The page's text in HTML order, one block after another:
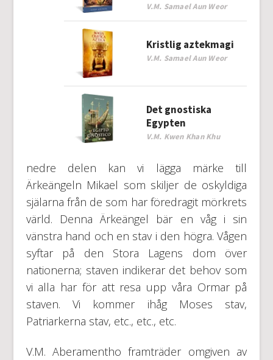
V.M. Samael Aun Weor
Kristlig aztekmagi
V.M. Samael Aun Weor
Det gnostiska
Egypten
V.M. Kwen Khan Khu
nedre delen kan vi lägga märke till
Ärkeängeln Mikael som skiljer de oskyldiga
själarna från de som har föredragit mörkrets
värld. Denna Ärkeängel bär en våg i sin
vänstra hand och en stav i den högra. Vågen
syftar på den Stora Lagens dom över
nationerna; staven indikerar det behov som
vi alla har för att resa upp våra Ormar på
staven. Vi kommer ihåg Moses stav,
Patriarkerna stav, etc., etc., etc.
V.M. Aberamentho framträder omgiven av